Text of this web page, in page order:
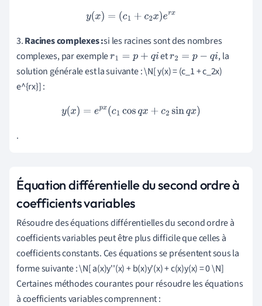
y x)= (c1+ c2 x)erx
3.Racines complexes :si les racines sont des nombres
complexes, par exempler1=p+qi etr2= p− qi
, la
solution générale est la suivante : \N[ y(x) = (c_1 + c_2x)
e^{rx}] :
y(x =epx(c1cosqx+ c2 sin qx)
.
Équation différentielle du second ordre à
coefficients variables
Résoudre des équations différentielles du second ordre à
coefficients variables peut être plus difficile que celles à
coefficients constants. Ces équations se présentent sous la
forme suivante : \N[ a(x)y''(x) + b(x)y'(x) + c(x)y(x) = 0 \N]
Certaines méthodes courantes pour résoudre les équations
à coefficients variables comprennent :